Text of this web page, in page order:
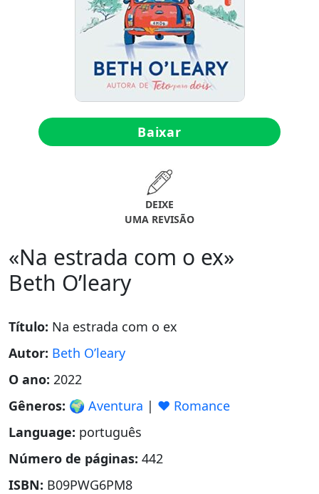
Baixar
DEIXE
UMA REVISÃO
«Na estrada com o ex»
Beth O’leary
Título: Na estrada com o ex
Autor: Beth O’leary
O ano: 2022
Gêneros: 🌍 Aventura | ❤️ Romance
Language: português
Número de páginas: 442
ISBN: B09PWG6PM8